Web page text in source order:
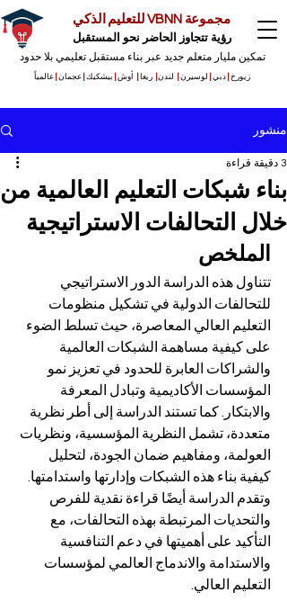
مجموعة VBNN للتعليم الذكي
رؤية تتجاوز الحاضر نحو المستقبل
تمكين مليار متعلم جديد عبر بناء مستقبل تعليمي بلا حدود
زيورخ دبي لوسيرن لندن ريغا أوش بيشكيك عجمان |عالمياً
منشور
بناء شبكات التعليم العالمية من
خلال التحالفات الاستراتيجية
3 دقيقة قراءة
الملخص
تتناول هذه الدراسة الدور الاستراتيجي
للتحالفات الدولية في تشكيل منظومات
التعليم العالي المعاصرة، حيث تسلط الضوء
على كيفية مساهمة الشبكات العالمية
والشراكات العابرة للحدود في تعزيز نمو
المؤسسات الأكاديمية وتبادل المعرفة
والابتكار. كما تستند الدراسة إلى أطر نظرية
متعددة، تشمل النظرية المؤسسية، ونظريات
العولمة، ومفاهيم ضمان الجودة، لتحليل
كيفية بناء هذه الشبكات وإدارتها واستدامتها.
وتقدم الدراسة أيضًا قراءة نقدية للفرص
والتحديات المرتبطة بهذه التحالفات، مع
التأكيد على أهميتها في دعم التنافسية
والاستدامة والاندماج العالمي لمؤسسات
التعليم العالي.